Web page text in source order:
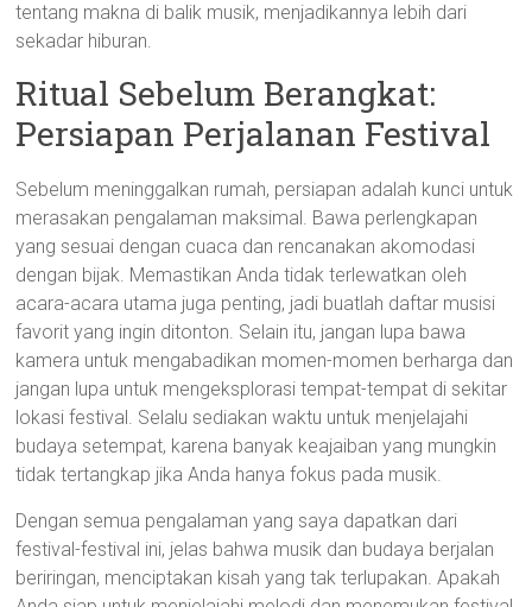
tentang makna di balik musik, menjadikannya lebih dari
sekadar hiburan.
Ritual Sebelum Berangkat:
Persiapan Perjalanan Festival
Sebelum meninggalkan rumah, persiapan adalah kunci untuk
merasakan pengalaman maksimal. Bawa perlengkapan
yang sesuai dengan cuaca dan rencanakan akomodasi
dengan bijak. Memastikan Anda tidak terlewatkan oleh
acara-acara utama juga penting, jadi buatlah daftar musisi
favorit yang ingin ditonton. Selain itu, jangan lupa bawa
kamera untuk mengabadikan momen-momen berharga dan
jangan lupa untuk mengeksplorasi tempat-tempat di sekitar
lokasi festival. Selalu sediakan waktu untuk menjelajahi
budaya setempat, karena banyak keajaiban yang mungkin
tidak tertangkap jika Anda hanya fokus pada musik.
Dengan semua pengalaman yang saya dapatkan dari
festival-festival ini, jelas bahwa musik dan budaya berjalan
beriringan, menciptakan kisah yang tak terlupakan. Apakah